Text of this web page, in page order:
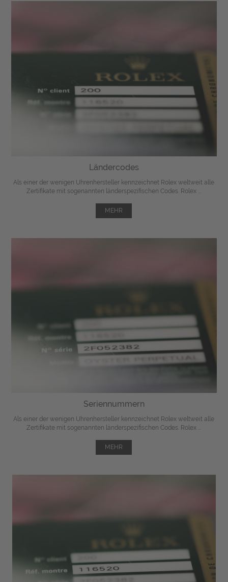
Ländercodes
Als einer der wenigen Uhrenhersteller kennzeichnet Rolex weltweit alle
Zertifikate mit sogenannten länderspezifischen Codes. Rolex ...
MEHR
Seriennummern
Als einer der wenigen Uhrenhersteller kennzeichnet Rolex weltweit alle
Zertifikate mit sogenannten länderspezifischen Codes. Rolex ...
MEHR